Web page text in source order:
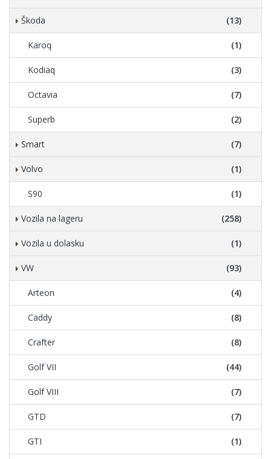
Škoda (13)
Karoq (1)
Kodiaq (3)
Octavia (7)
Superb (2)
Smart (7)
Volvo (1)
S90 (1)
Vozila na lageru (258)
Vozila u dolasku (1)
VW (93)
Arteon (4)
Caddy (8)
Crafter (8)
Golf VII (44)
Golf VIII (7)
GTD (7)
GTI (1)